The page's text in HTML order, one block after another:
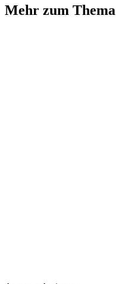
Mehr zum Thema